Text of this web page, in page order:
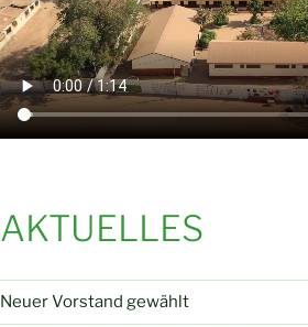
AKTUELLES
Neuer Vorstand gewählt